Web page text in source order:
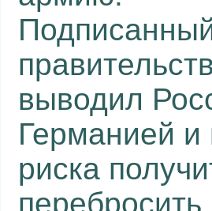
выводил
Германией и
риска